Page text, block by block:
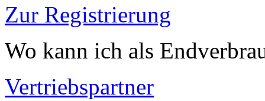
Zur Registrierung
Wo kann ich als
Vertriebspartner